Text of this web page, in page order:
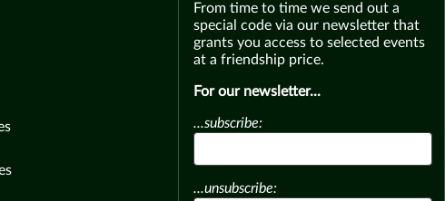
From time to time we send out a
special code via our newsletter that
grants you access to selected events
at a friendship price.
For our newsletter...
...subscribe:
...unsubscribe: